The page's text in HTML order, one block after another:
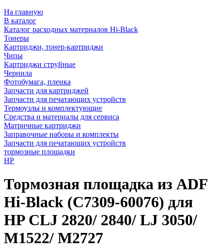
На главную
В каталог
Каталог расходных материалов Hi-Black
Тонеры
Картриджи, тонер-картриджи
Чипы
Картриджи струйные
Чернила
Фотобумага, пленка
Запчасти для картриджей
Запчасти для печатающих устройств
Термоузлы и комплектующие
Средства и материалы для сервиса
Матричные картриджи
Заправочные наборы и комплекты
Запчасти для печатающих устройств
тормозные площадки
HP
Тормозная площадка из ADF
Hi-Black (C7309-60076) для
HP CLJ 2820/ 2840/ LJ 3050/
M1522/ M2727